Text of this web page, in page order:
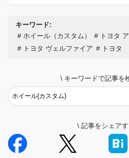
キーワード:
ホイール（カスタム）
トヨタ
トヨタ ヴェルファイア
トヨタ
\ キーワードで記事を
\ 記事をシェアす